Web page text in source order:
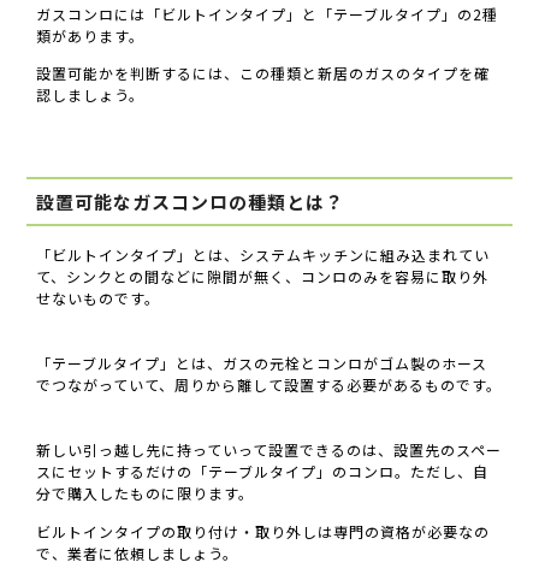
ガスコンロには「ビルトインタイプ」と「テーブルタイプ」の2種
類があります。
設置可能かを判断するには、この種類と新居のガスのタイプを確
認しましょう。
設置可能なガスコンロの種類とは？
「ビルトインタイプ」とは、システムキッチンに組み込まれてい
て、シンクとの間などに隙間が無く、コンロのみを容易に取り外
せないものです。
「テーブルタイプ」とは、ガスの元栓とコンロがゴム製のホース
でつながっていて、周りから離して設置する必要があるものです。
新しい引っ越し先に持っていって設置できるのは、設置先のスペー
スにセットするだけの「テーブルタイプ」のコンロ。ただし、自
分で購入したものに限ります。
ビルトインタイプの取り付け・取り外しは専門の資格が必要なの
で、業者に依頼しましょう。